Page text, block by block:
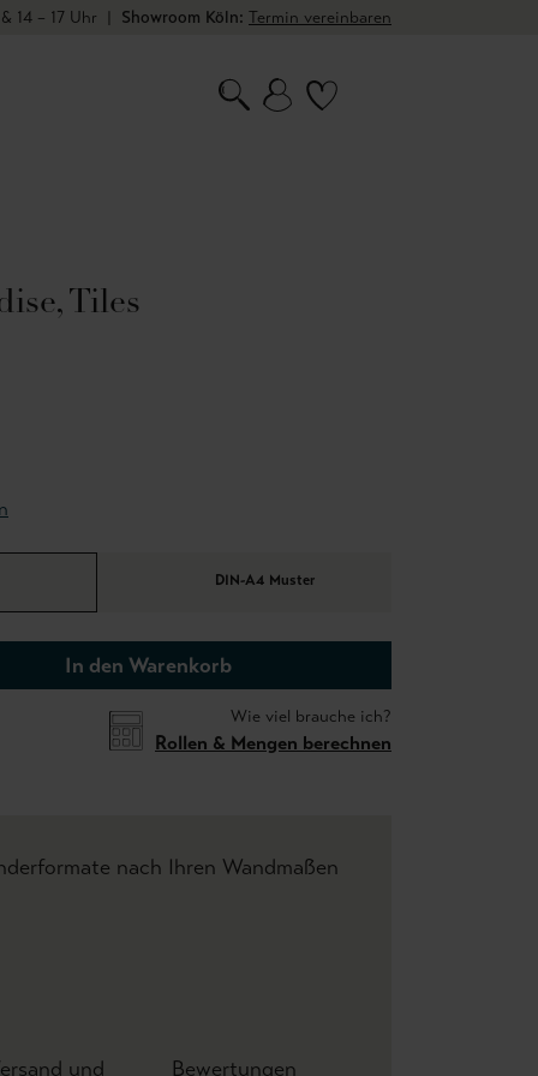
14 – 17 Uhr | Showroom Köln: Termin vereinbaren
Tiles
DIN-A4 Muster
In den Warenkorb
Wie viel brauche ich?
Rollen & Mengen berechnen
nach Ihren Wandmaßen
und
Bewertungen